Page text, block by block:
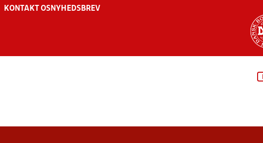
KONTAKT OS NYHEDSBREV